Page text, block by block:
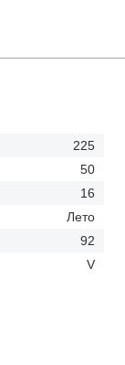
225
50
16
Лето
92
V